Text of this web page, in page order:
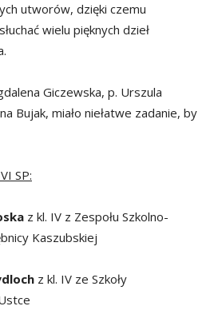
utworów, dzięki czemu
wielu pięknych dzieł
Giczewska, p. Urszula
Bujak, miało niełatwe zadanie, by
SP:
z kl. IV z Zespołu Szkolno-
Kaszubskiej
z kl. IV ze Szkoły